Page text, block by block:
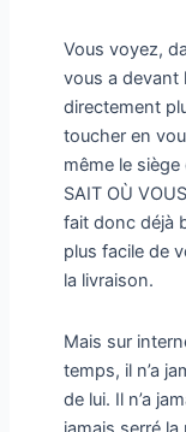
Vous voyez,
vous a devant
directement
toucher en
même le
SAIT OÙ
fait donc déjà
plus facile de
la livraison.
Mais sur
temps, il n’a
de lui. Il n’a